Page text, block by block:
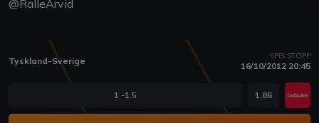
@RalleArvid
Tyskland-Sverige SPELSTOPP
16/10/2012 20:45
1 -1.5 1.86